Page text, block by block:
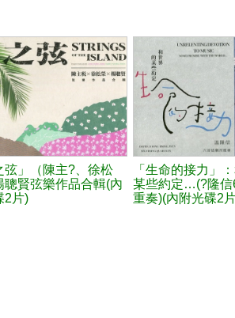
弦」（陳主?、徐松
聰賢弦樂作品合輯(內
2片)
「生命的接力」
某些約定…(?隆信
重奏)(內附光碟2